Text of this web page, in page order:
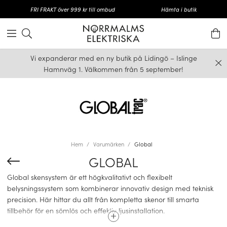
FRI FRAKT över 999 kr till ombud Hämta i butik
Vi expanderar med en ny butik på Lidingö – Islinge
Hamnväg 1. Välkommen från 5 september!
Hem Varumärken Global
GLOBAL
Global skensystem är ett högkvalitativt och flexibelt
belysningssystem som kombinerar innovativ design med teknisk
precision. Här hittar du allt från kompletta skenor till smarta
tillbehör för en sömlös och effektiv ljusinstallation.